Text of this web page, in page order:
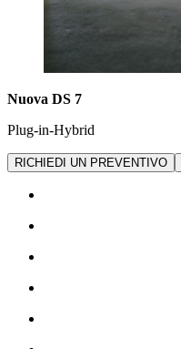
Nuova DS 7
Plug-in-Hybrid
RICHIEDI UN PREVENTIVO